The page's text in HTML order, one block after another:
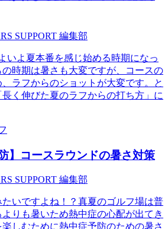
SUPPORT 編集部
いよ夏本番を感じ始める時期になっ
時期は暑さも大変ですが、コースの
ラフからのショットが大変です。と
く伸びた夏のラフからの打ち方」に
】コースラウンドの暑さ対策
SUPPORT 編集部
いですよね！？真夏のゴルフ場は普
りも暑いため熱中症の心配が出てき
しむために熱中症予防のための暑さ